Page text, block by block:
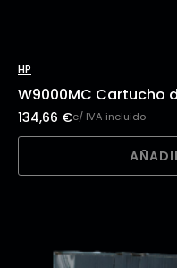
HP
W9000MC Cartucho
134,66 €c/ IVA incluido